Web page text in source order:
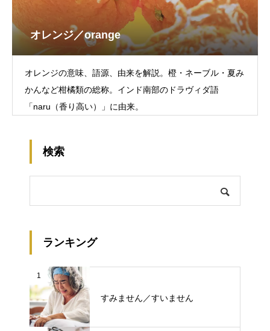
オレンジ／orange
オレンジの意味、語源、由来を解説。橙・ネーブル・夏み
かんなど柑橘類の総称。インド南部のドラヴィダ語
「naru（香り高い）」に由来。
検索
ランキング
1
すみません／すいません